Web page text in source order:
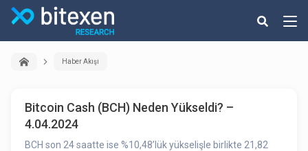
Haber Akışı
Bitcoin Cash (BCH) Neden Yükseldi? –
4.04.2024
BCH son 24 saatte ise %10,48’lük yükselişle birlikte 21,82